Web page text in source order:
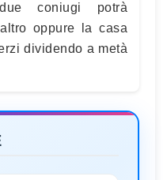
coniugi potrà
oppure la casa
dividendo a metà